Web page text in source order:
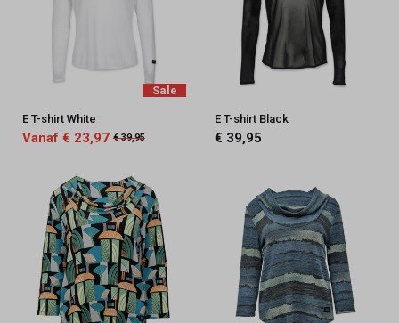
Sale
E T-shirt White
Vanaf € 23,97 € 39,95
E T-shirt Black
€ 39,95